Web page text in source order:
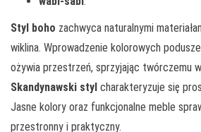
Styl boho zachwyca naturalnymi
wiklina. Wprowadzenie kolorowych
ożywia przestrzeń, sprzyjając twórczemu
Skandynawski styl charakteryzuje się
Jasne kolory oraz funkcjonalne meble
przestronny i praktyczny.